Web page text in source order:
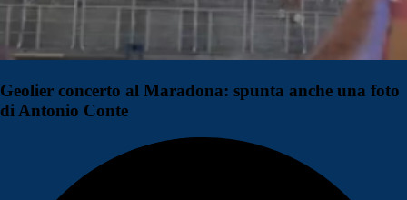
Geolier concerto al Maradona: spunta anche una foto
di Antonio Conte